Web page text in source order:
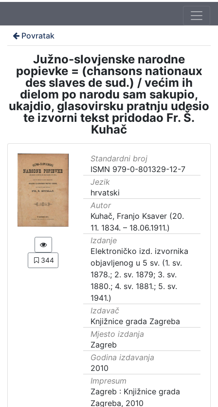
Povratak
Južno-slovjenske narodne
popievke = (chansons nationaux
des slaves de sud.) / većim ih
dielom po narodu sam sakupio,
ukajdio, glasovirsku pratnju udesio
te izvorni tekst pridodao Fr. Š.
Kuhač
344
Standardni broj
ISMN 979-0-801329-12-7
Jezik
hrvatski
Autor
Kuhač, Franjo Ksaver (20.
11. 1834. – 18.06.1911.)
Izdanje
Elektroničko izd. izvornika
objavljenog u 5 sv. (1. sv.
1878.; 2. sv. 1879; 3. sv.
1880.; 4. sv. 1881.; 5. sv.
1941.)
Izdavač
Knjižnice grada Zagreba
Mjesto izdanja
Zagreb
Godina izdavanja
2010
Impresum
Zagreb : Knjižnice grada
Zagreba, 2010